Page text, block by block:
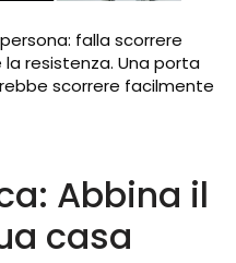
falla scorrere
resistenza. Una porta
scorrere facilmente
Abbina il
casa